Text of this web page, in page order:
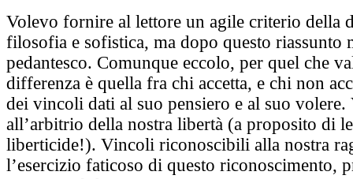
Volevo fornire al lettore un agile criterio della
filosofia e sofistica, ma dopo questo riassunto
pedantesco. Comunque eccolo, per quel che
differenza è quella fra chi accetta, e chi non
dei vincoli dati al suo pensiero e al suo
all’arbitrio della nostra libertà (a proposito di
liberticide!). Vincoli riconoscibili alla nostra
l’esercizio faticoso di questo riconoscimento,